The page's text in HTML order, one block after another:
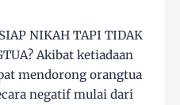
NIKAH TAPI TIDAK
Akibat ketiadaan
mendorong orangtua
negatif mulai dari